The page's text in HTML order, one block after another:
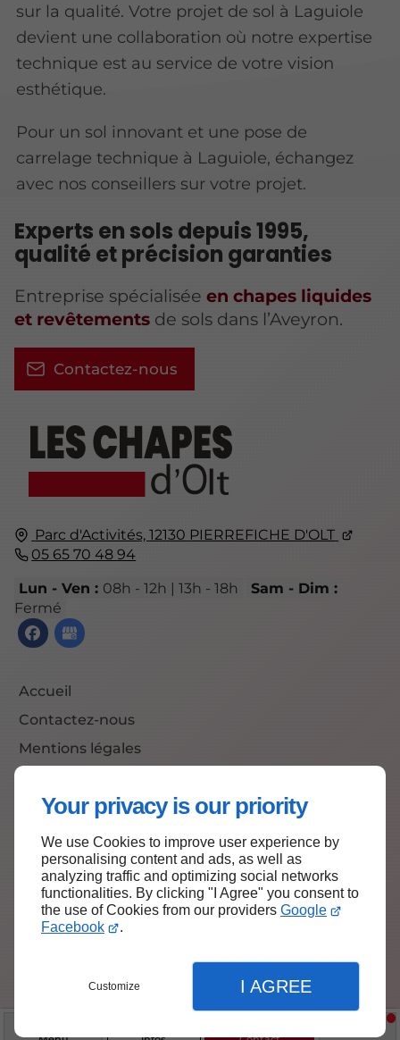
Your privacy is our priority
We use Cookies to improve user experience by
personalising content and ads, as well as
analyzing traffic and optimizing social networks
functionalities. By clicking "I Agree" you consent to
the use of Cookies from our providers Google
Facebook
.
Customize I AGREE
sur la qualité. Votre projet de sol à Laguiole
devient une collaboration où notre expertise
technique est au service de votre vision
esthétique.
Pour un sol innovant et une pose de
carrelage technique à Laguiole, échangez
avec nos conseillers sur votre projet.
Parc d'Activités,12130 PIERREFICHE D'OLT
05 65 70 48 94
Lun - Ven : 08h - 12h | 13h - 18h
Sam - Dim :
Fermé
Accueil
Contactez-nous
Mentions légales
Experts en sols depuis 1995,
qualité et précision garanties
Entreprise spécialisée en chapes liquides
et revêtements de sols dans l’Aveyron.
Contactez-nous
Haut de page